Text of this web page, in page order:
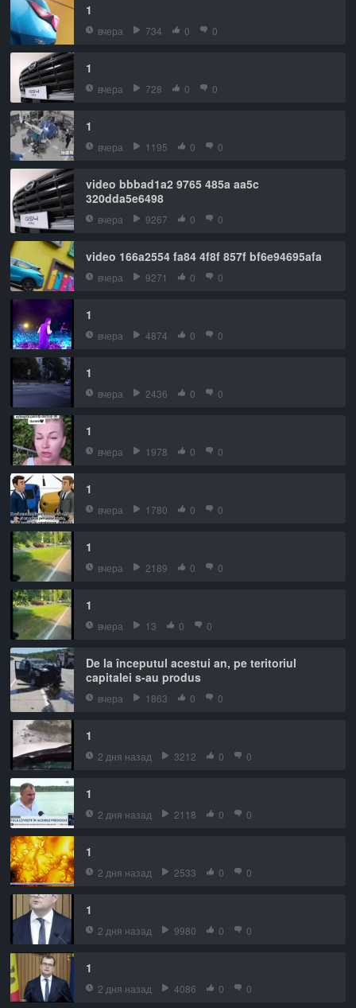
1
вчера 734 0 0
1
вчера 728 0 0
1
вчера 1195 0 0
video bbbad1a2 9765 485a aa5c
320dda5e6498
вчера 9267 0 0
video 166a2554 fa84 4f8f 857f bf6e94695afa
вчера 9271 0 0
1
вчера 4874 0 0
1
вчера 2436 0 0
1
вчера 1978 0 0
1
вчера 1780 0 0
1
вчера 2189 0 0
1
вчера 13 0 0
De la începutul acestui an, pe teritoriul
capitalei s-au produs
вчера 1863 0 0
1
2 дня назад 3212 0 0
1
2 дня назад 2118 0 0
1
2 дня назад 2533 0 0
1
2 дня назад 9980 0 0
1
2 дня назад 4086 0 0